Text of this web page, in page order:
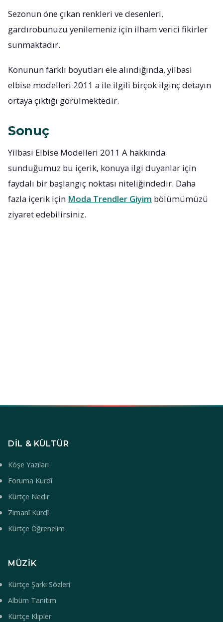
Sezonun öne çıkan renkleri ve desenleri,
gardırobunuzu yenilemeniz için ilham verici fikirler
sunmaktadır.
Konunun farklı boyutları ele alındığında, yilbasi
elbise modelleri 2011 a ile ilgili birçok ilginç detayın
ortaya çıktığı görülmektedir.
Sonuç
Yilbasi Elbise Modelleri 2011 A hakkında
sunduğumuz bu içerik, konuya ilgi duyanlar için
faydalı bir başlangıç noktası niteliğindedir. Daha
fazla içerik için Moda Trendler Giyim bölümümüzü
ziyaret edebilirsiniz.
DIL & KÜLTÜR
Köşe Yazıları
Foruma Kurdî
Kürtçe Nedir
Zimanî Kurdî
Kürtçe Öğrenelim
MÜZIK
Kürtçe Şarkı Sözleri
Albüm Tanıtım
Kürtçe Klipler